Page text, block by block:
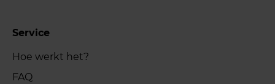
Service
Hoe werkt het?
FAQ